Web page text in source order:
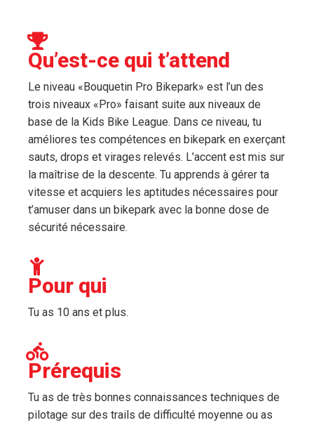
Qu’est-ce qui t’attend
Le niveau «Bouquetin Pro Bikepark» est l’un des
trois niveaux «Pro» faisant suite aux niveaux de
base de la Kids Bike League. Dans ce niveau, tu
améliores tes compétences en bikepark en exerçant
sauts, drops et virages relevés. L’accent est mis sur
la maîtrise de la descente. Tu apprends à gérer ta
vitesse et acquiers les aptitudes nécessaires pour
t’amuser dans un bikepark avec la bonne dose de
sécurité nécessaire.
Pour qui
Tu as 10 ans et plus.
Prérequis
Tu as de très bonnes connaissances techniques de
pilotage sur des trails de difficulté moyenne ou as